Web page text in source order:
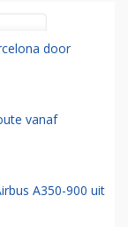
door
vanaf
A350-900 uit